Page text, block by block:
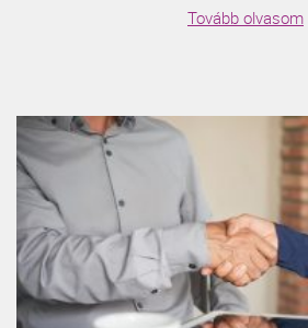
Tovább olvasom